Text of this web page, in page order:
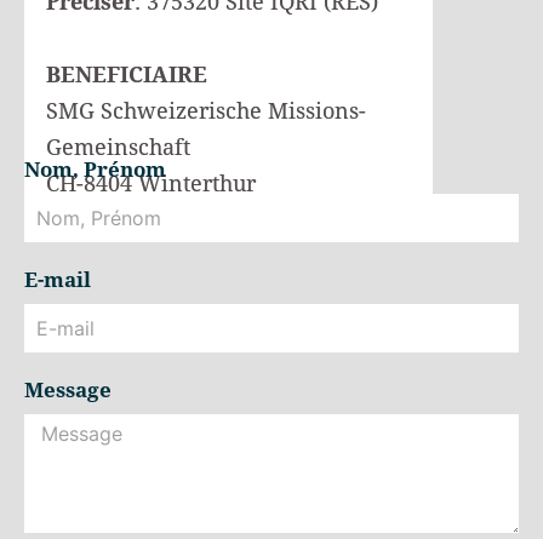
BENEFICIAIRE
SMG Schweizerische Missions-
Gemeinschaft
CH-8404 Winterthur
Nom, Prénom
E-mail
Message